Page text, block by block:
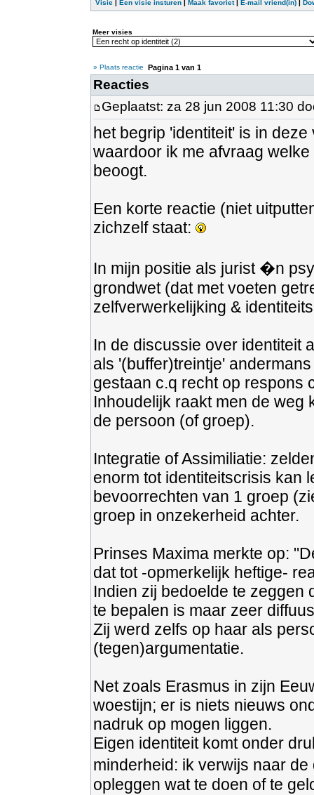
Visie Een visie insturen Maak favoriet| E-mail vriend(in)
Meer visies
» Plaats reactie Pagina 1 van 1
Reacties
Geplaatst: za 28 jun 2008 11:30
het begrip 'identiteit' is in
waardoor ik me afvraag
beoogt.
Een korte reactie (niet
zichzelf staat:
In mijn positie als jurist �n
grondwet (dat met voeten
zelfverwerkelijking &
In de discussie over identiteit
als '(buffer)treintje'
gestaan c.q recht op respons
Inhoudelijk raakt men de weg
de persoon (of groep).
Integratie of Assimiliatie:
enorm tot identiteitscrisis kan
bevoorrechten van 1 groep
groep in onzekerheid achter.
Prinses Maxima merkte op:
dat tot -opmerkelijk heftige-
Indien zij bedoelde te zeggen
te bepalen is maar zeer
Zij werd zelfs op haar als
(tegen)argumentatie.
Net zoals Erasmus in zijn
woestijn; er is niets nieuws
nadruk op mogen liggen.
Eigen identiteit komt onder
minderheid: ik verwijs naar
opleggen wat te doen of te